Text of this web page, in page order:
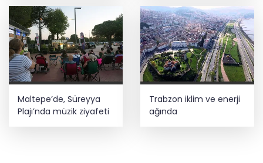
Maltepe’de, Süreyya
Plajı’nda müzik ziyafeti
Trabzon iklim ve enerji
ağında